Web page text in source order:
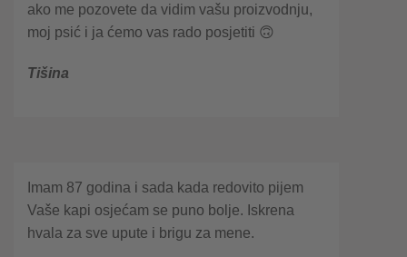
ako me pozovete da vidim vašu proizvodnju,
moj psić i ja ćemo vas rado posjetiti 🙃
Tišina
Imam 87 godina i sada kada redovito pijem
Vaše kapi osjećam se puno bolje. Iskrena
hvala za sve upute i brigu za mene.